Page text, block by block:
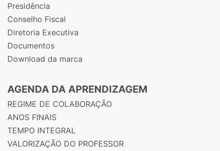
Presidência
Conselho Fiscal
Diretoria Executiva
Documentos
Download da marca
AGENDA DA APRENDIZAGEM
REGIME DE COLABORAÇÃO
ANOS FINAIS
TEMPO INTEGRAL
VALORIZAÇÃO DO PROFESSOR